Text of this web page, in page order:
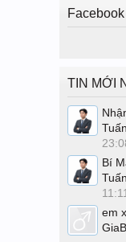
TIN MỚI
Bí
11:11
em